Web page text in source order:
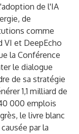
de l'IA
de
comme
VI et DeepEcho
la Conférence
le dialogue
de sa stratégie
1,1 milliard de
000 emplois
le livre blanc
par la